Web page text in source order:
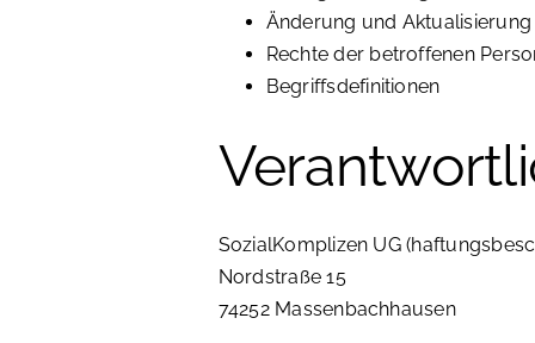
Änderung und
Rechte der betroffenen
Begriffsdefinitionen
SozialKomplizen UG
Nordstraße 15
74252 Massenbachhausen